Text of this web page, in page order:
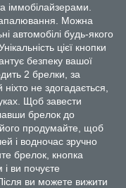
іммобілайзерами.
Можна
автомобілі будь-якого
цієї кнопки
безпеку вашої
2 брелки, за
не здогадається,
Щоб завести
брелок до
його продумайте, щоб
і водночас зручно
брелок, кнопка
ви почуєте
ви можете вижити